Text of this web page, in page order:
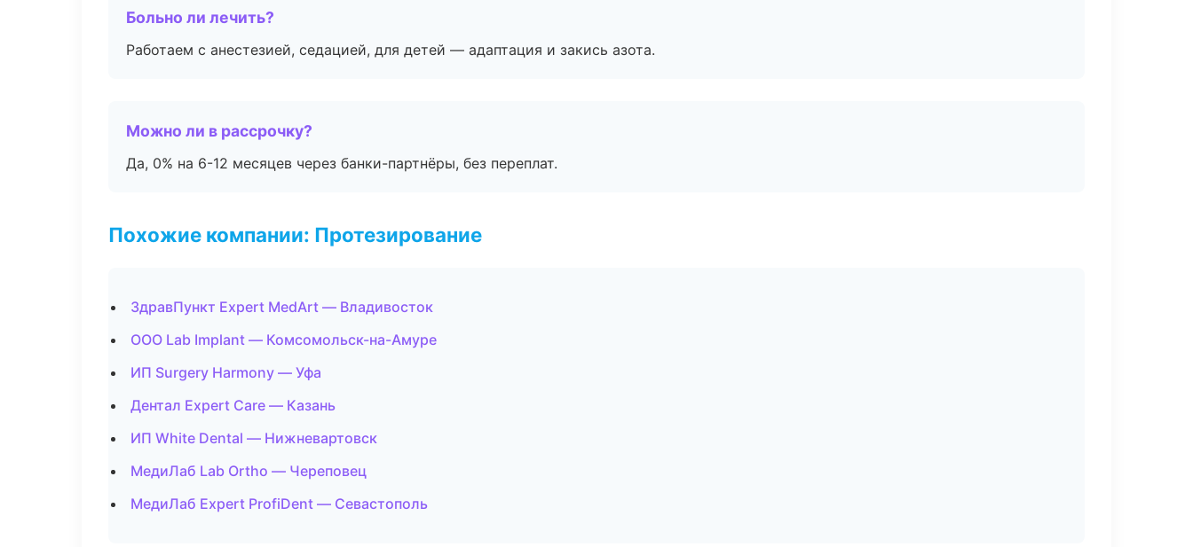
Больно ли лечить?
Работаем с анестезией, седацией, для детей — адаптация и закись азота.
Можно ли в рассрочку?
Да, 0% на 6-12 месяцев через банки-партнёры, без переплат.
Похожие компании: Протезирование
ЗдравПункт Expert MedArt — Владивосток
ООО Lab Implant — Комсомольск-на-Амуре
ИП Surgery Harmony — Уфа
Дентал Expert Care — Казань
ИП White Dental — Нижневартовск
МедиЛаб Lab Ortho — Череповец
МедиЛаб Expert ProfiDent — Севастополь